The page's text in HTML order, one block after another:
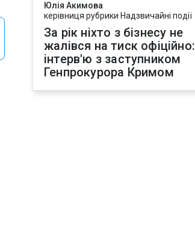
Юлія Акимова
керівниця рубрики Надзвичайні події
За рік ніхто з бізнесу не
жалівся на тиск офіційно:
інтерв'ю з заступником
Генпрокурора Кримом